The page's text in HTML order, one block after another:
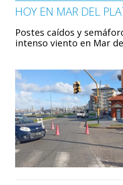
HOY EN MAR DEL
Postes caídos y
intenso viento en Mar